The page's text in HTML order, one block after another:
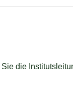
Sie die